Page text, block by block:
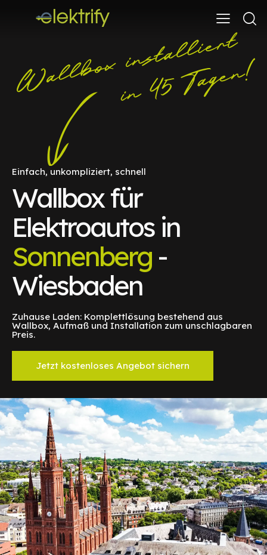
Einfach, unkompliziert, schnell
Wallbox für
Elektroautos in
Sonnenberg -
Wiesbaden
Zuhause Laden: Komplettlösung bestehend aus
Wallbox, Aufmaß und Installation zum unschlagbaren
Preis.
Jetzt kostenloses Angebot sichern